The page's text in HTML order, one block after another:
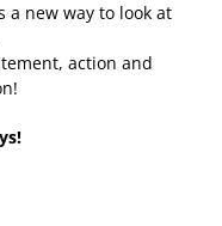
a new way to look at
action and